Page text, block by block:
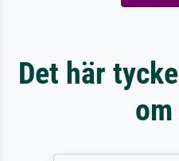
Det här